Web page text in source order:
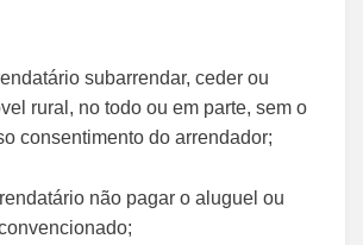
subarrendar, ceder ou
rural, no todo ou em parte, sem o
consentimento do arrendador;
não pagar o aluguel ou